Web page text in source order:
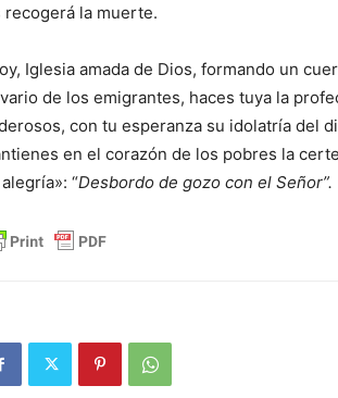
recogerá la muerte.
Iglesia amada de Dios, formando un
de los emigrantes, haces tuya la
con tu esperanza su idolatría del
en el corazón de los pobres la
“Desbordo de gozo con el Señor”.